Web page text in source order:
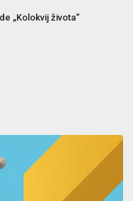
„Kolokvij života“